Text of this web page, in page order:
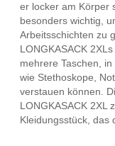
er locker am Körper
besonders wichtig,
Arbeitsschichten zu
LONGKASACK
mehrere Taschen,
wie Stethoskope,
verstauen können.
LONGKASACK 2XL
Kleidungsstück, das